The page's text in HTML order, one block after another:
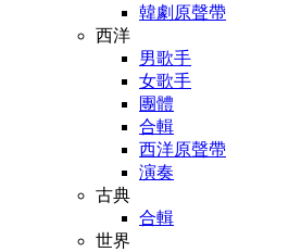
韓劇原聲帶
西洋
男歌手
女歌手
團體
合輯
西洋原聲帶
演奏
古典
合輯
世界